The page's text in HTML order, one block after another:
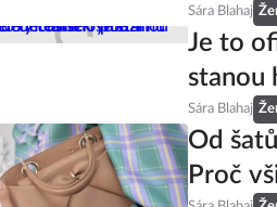
Sára Blahaj
Je to
stanou
Sára Blahaj
Od
Proč